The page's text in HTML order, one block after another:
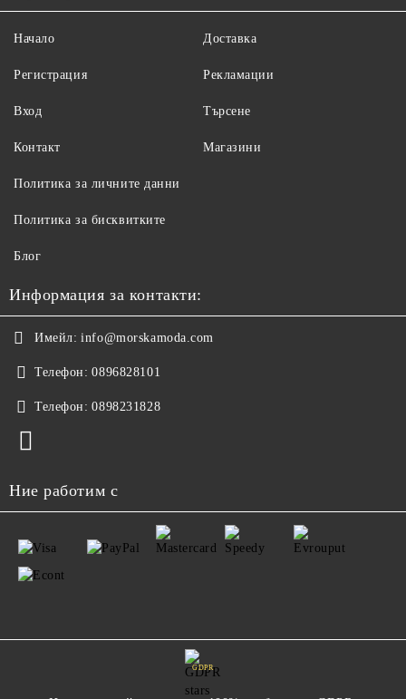
Начало
Регистрация
Вход
Контакт
Доставка
Рекламации
Търсене
Магазини
Политика за личните данни
Политика за бисквитките
Блог
Информация за контакти:
Имейл: info@morskamoda.com
Телефон: 0896828101
Телефон: 0898231828
Ние работим с
GDPR